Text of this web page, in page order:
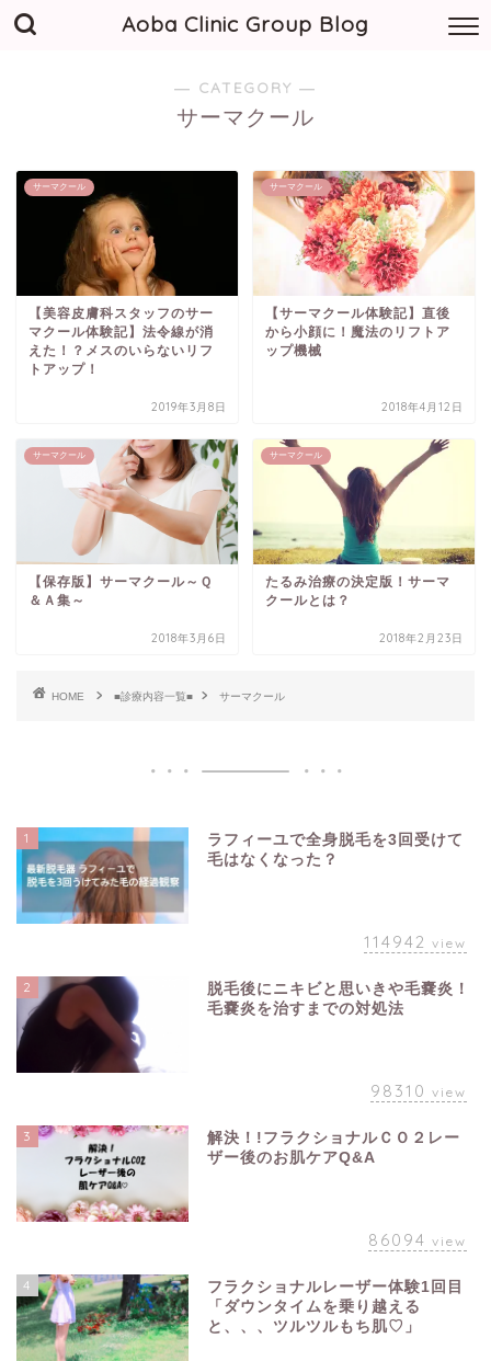
Aoba Clinic Group Blog
― CATEGORY ―
サーマクール
サーマクール
【美容皮膚科スタッフのサー
マクール体験記】法令線が消
えた！？メスのいらないリフ
トアップ！
2019年3月8日
サーマクール
【サーマクール体験記】直後
から小顔に！魔法のリフトア
ップ機械
2018年4月12日
サーマクール
【保存版】サーマクール～Ｑ
＆Ａ集～
2018年3月6日
サーマクール
たるみ治療の決定版！サーマ
クールとは？
2018年2月23日
HOME ■診療内容一覧■ サーマクール
1
ラフィーユで全身脱毛を3回受けて
毛はなくなった？
114942 view
2
脱毛後にニキビと思いきや毛嚢炎！
毛嚢炎を治すまでの対処法
98310 view
3
解決！!フラクショナルＣＯ２レー
ザー後のお肌ケアQ&A
86094 view
4
フラクショナルレーザー体験1回目
「ダウンタイムを乗り越える
と、、、ツルツルもち肌♡」